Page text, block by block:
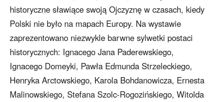
historyczne sławiące swoją Ojczyznę w czasach, kiedy
Polski nie było na mapach Europy. Na wystawie
zaprezentowano niezwykle barwne sylwetki postaci
historycznych: Ignacego Jana Paderewskiego,
Ignacego Domeyki, Pawła Edmunda Strzeleckiego,
Henryka Arctowskiego, Karola Bohdanowicza, Ernesta
Malinowskiego, Stefana Szolc-Rogozińskiego, Witolda